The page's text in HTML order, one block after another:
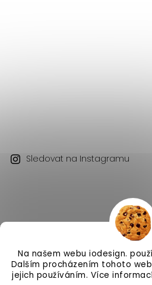
Na našem webu iodesign.
Dalším procházením tohoto
jejich používáním. Více
Sledovat na Instagramu
Copyright 2026 iodesign. .
Vytvořil Shoptet|